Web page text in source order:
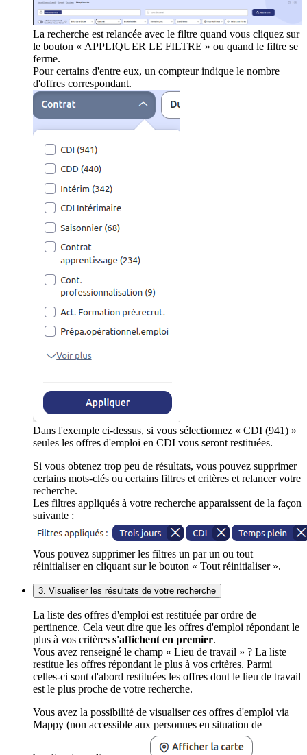
La recherche est relancée avec le filtre quand vous cliquez sur
le bouton « APPLIQUER LE FILTRE » ou quand le filtre se
ferme.
Pour certains d'entre eux, un compteur indique le nombre
d'offres correspondant.
Dans l'exemple ci-dessus, si vous sélectionnez « CDI (941) »
seules les offres d'emploi en CDI vous seront restituées.
Si vous obtenez trop peu de résultats, vous pouvez supprimer
certains mots-clés ou certains filtres et critères et relancer votre
recherche.
Les filtres appliqués à votre recherche apparaissent de la façon
suivante :
Vous pouvez supprimer les filtres un par un ou tout
réinitialiser en cliquant sur le bouton « Tout réinitialiser ».
3. Visualiser les résultats de votre recherche
La liste des offres d'emploi est restituée par ordre de
pertinence. Cela veut dire que les offres d'emploi répondant le
plus à vos critères s'affichent en premier.
Vous avez renseigné le champ « Lieu de travail » ? La liste
restitue les offres répondant le plus à vos critères. Parmi
celles-ci sont d'abord restituées les offres dont le lieu de travail
est le plus proche de votre recherche.
Vous avez la possibilité de visualiser ces offres d'emploi via
Mappy (non accessible aux personnes en situation de